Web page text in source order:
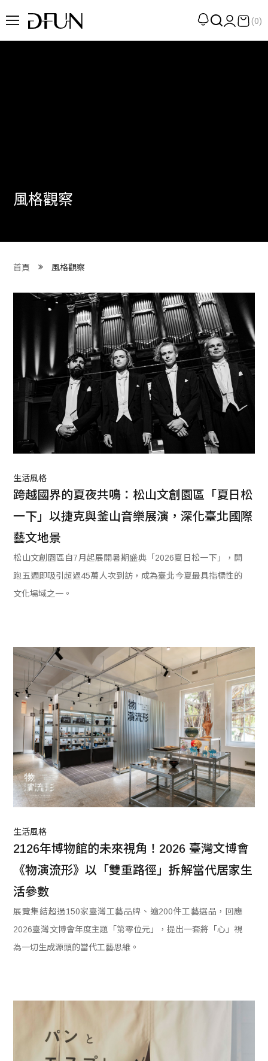
展
們 About DFUN
目 Services
藏 Cover Archives
團 Square Rich
們 Contact Us
(0)
風格觀察
首頁 風格觀察
生活風格
跨越國界的夏夜共鳴：松山文創園區「夏日松
一下」以捷克與釜山音樂展演，深化臺北國際
藝文地景
松山文創園區自7月起展開暑期盛典「2026夏日松一下」，開
跑五週即吸引超過45萬人次到訪，成為臺北今夏最具指標性的
文化場域之一。
生活風格
2126年博物館的未來視角！2026 臺灣文博會
《物演流形》以「雙重路徑」拆解當代居家生
活參數
展覽集結超過150家臺灣工藝品牌、逾200件工藝選品，回應
2026臺灣文博會年度主題「第零位元」，提出一套將「心」視
為一切生成源頭的當代工藝思維。